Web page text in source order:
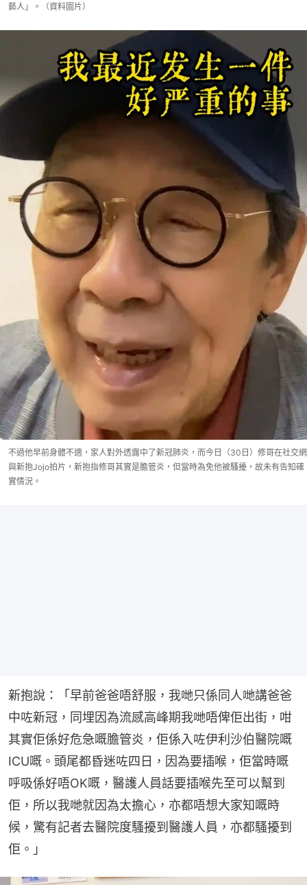
藝人」。（資料圖片）
不過他早前身體不適，家人對外透露中了新冠肺炎，而今日（30日）修哥在社交網
與新抱Jojo拍片，新抱指修哥其實是膽管炎，但當時為免他被騷擾，故未有告知確
實情況。
新抱說：「早前爸爸唔舒服，我哋只係同人哋講爸爸
中咗新冠，同埋因為流感高峰期我哋唔俾佢出街，咁
其實佢係好危急嘅膽管炎，佢係入咗伊利沙伯醫院嘅
ICU嘅。頭尾都昏迷咗四日，因為要插喉，佢當時嘅
呼吸係好唔OK嘅，醫護人員話要插喉先至可以幫到
佢，所以我哋就因為太擔心，亦都唔想大家知嘅時
候，驚有記者去醫院度騷擾到醫護人員，亦都騷擾到
佢。」